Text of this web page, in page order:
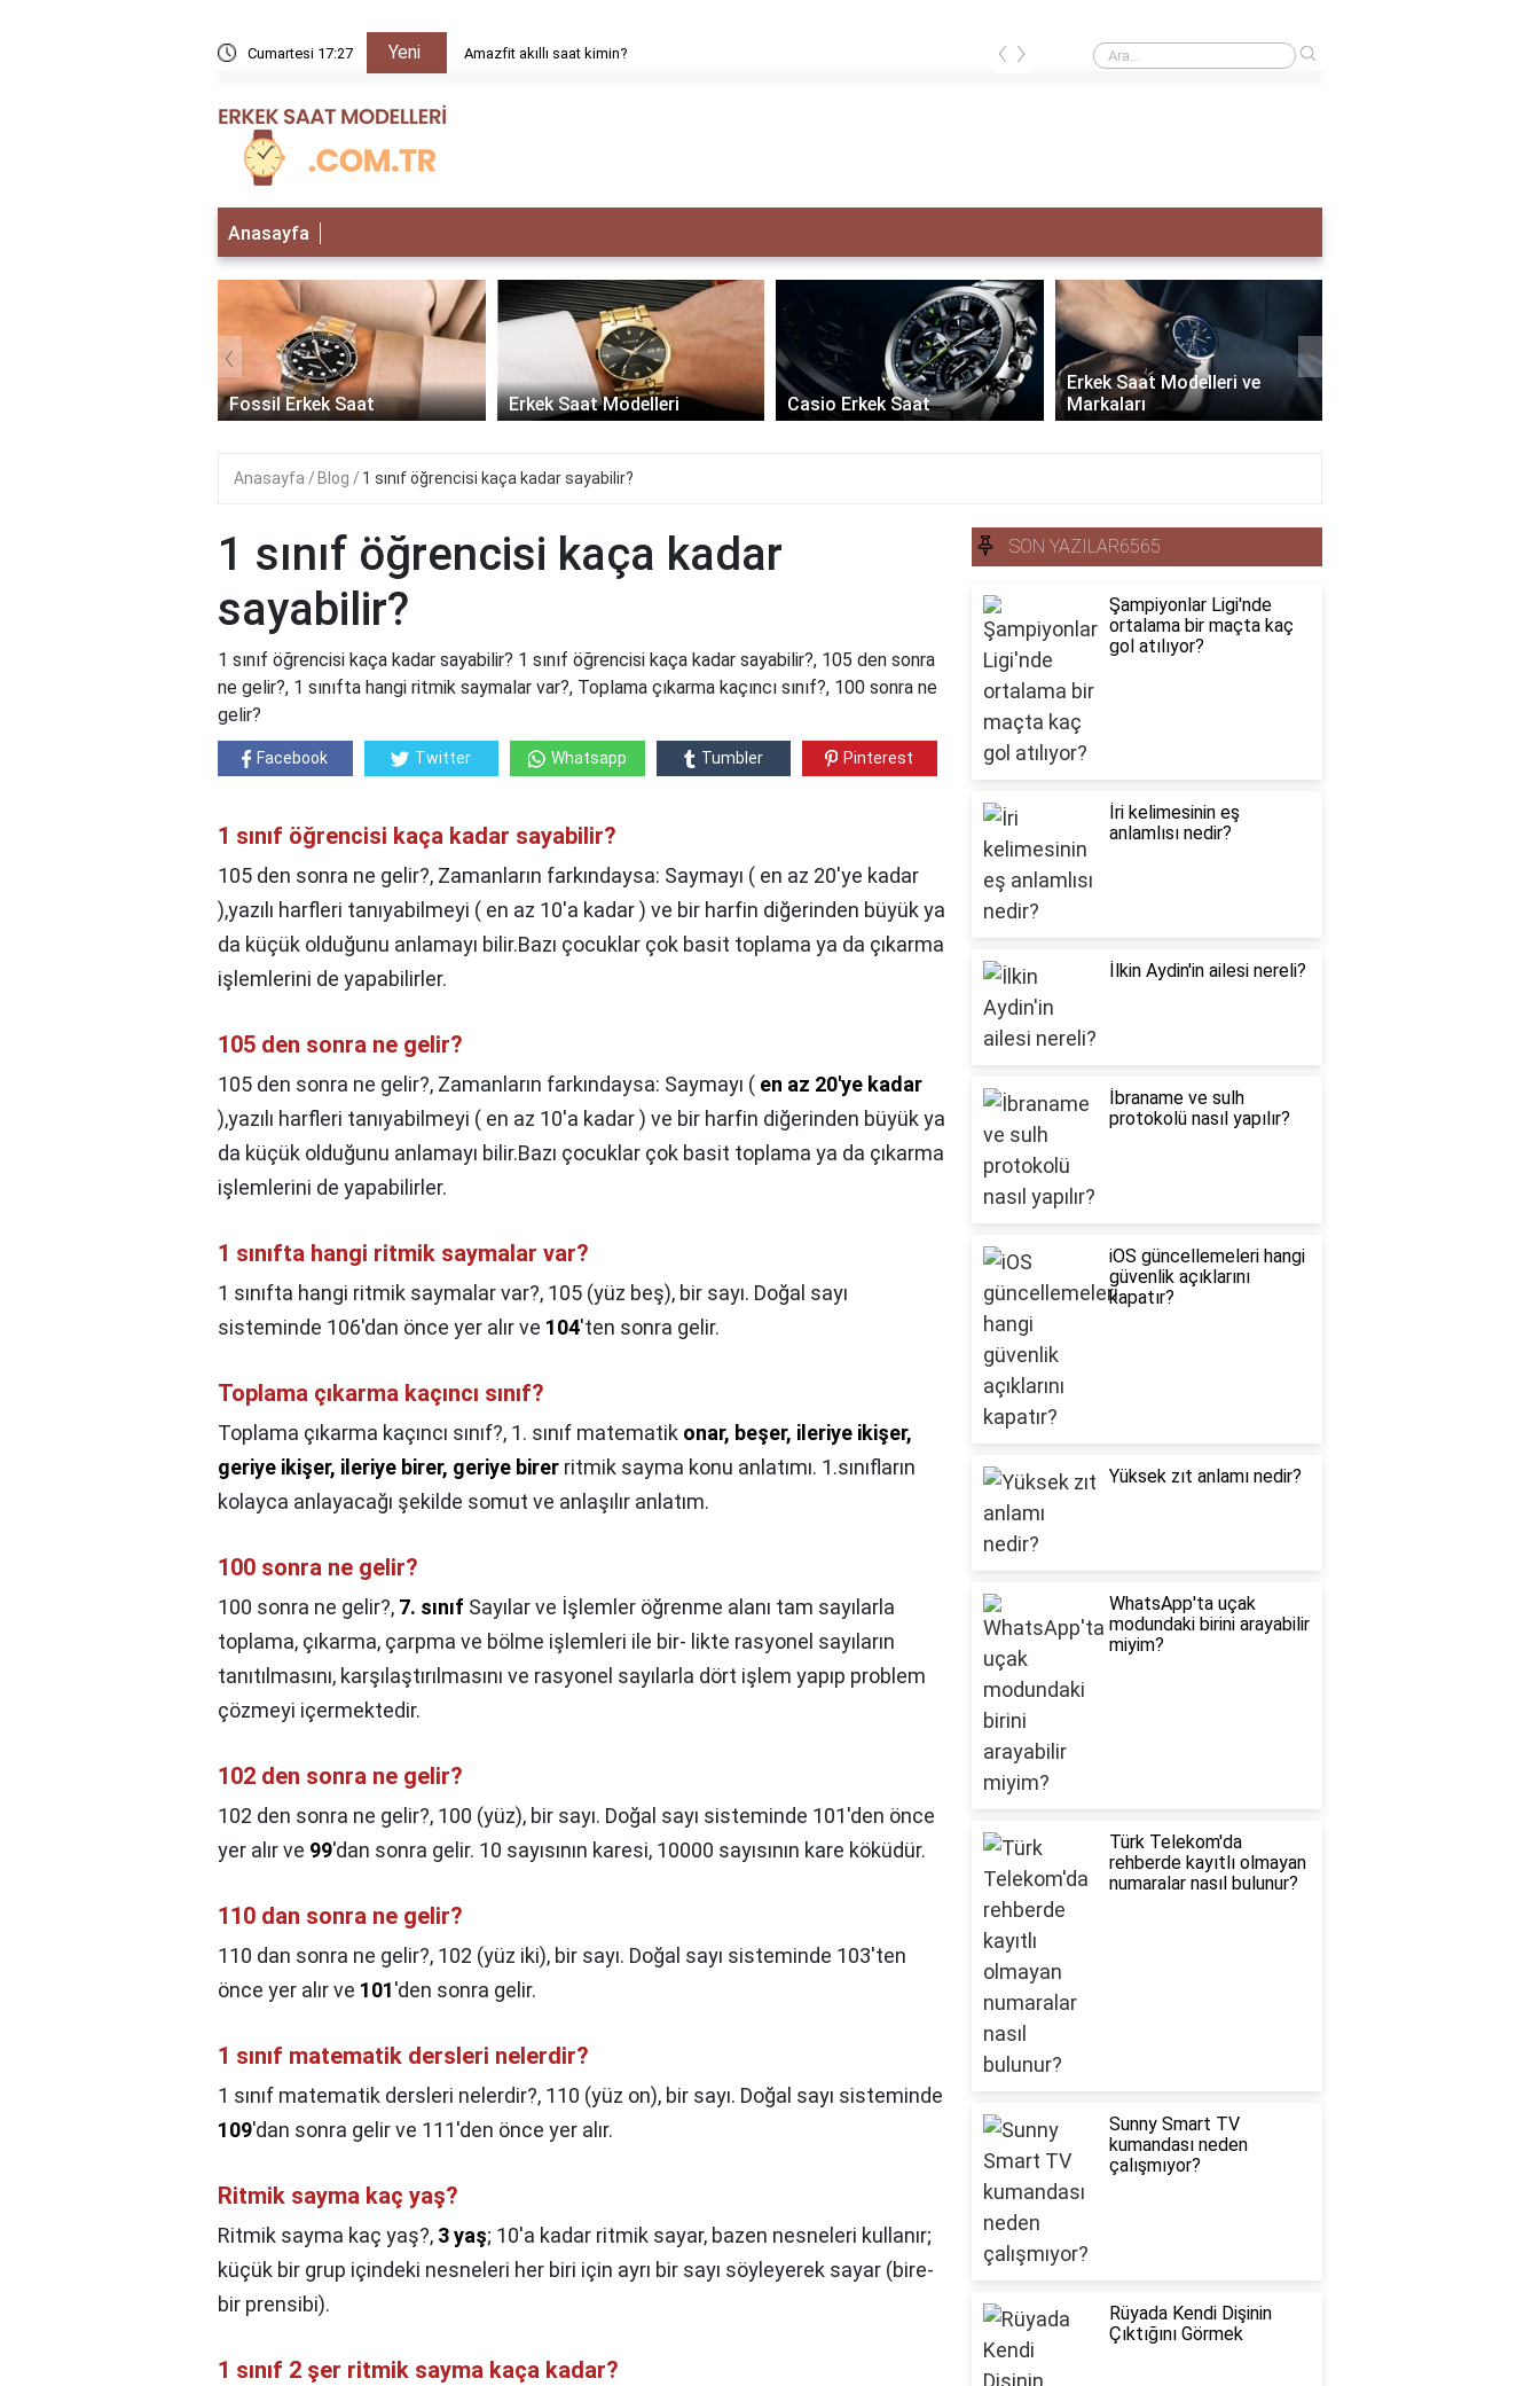
Cumartesi 17:27 Yeni Amazfit akıllı saat kimin? Creative taş ne demek?
‹ ›
Anasayfa
Fossil Erkek Saat Erkek Saat Modelleri Casio Erkek Saat
Erkek Saat Modelleri ve
Markaları
‹ ›
Anasayfa Blog 1 sınıf öğrencisi kaça kadar sayabilir?
1 sınıf öğrencisi kaça kadar
sayabilir?
1 sınıf öğrencisi kaça kadar sayabilir? 1 sınıf öğrencisi kaça kadar sayabilir?, 105 den sonra
ne gelir?, 1 sınıfta hangi ritmik saymalar var?, Toplama çıkarma kaçıncı sınıf?, 100 sonra ne
gelir?
Facebook Twitter Whatsapp Tumbler Pinterest
1 sınıf öğrencisi kaça kadar sayabilir?
105 den sonra ne gelir?, Zamanların farkındaysa: Saymayı ( en az 20'ye kadar
),yazılı harfleri tanıyabilmeyi ( en az 10'a kadar ) ve bir harfin diğerinden büyük ya
da küçük olduğunu anlamayı bilir.Bazı çocuklar çok basit toplama ya da çıkarma
işlemlerini de yapabilirler.
105 den sonra ne gelir?
105 den sonra ne gelir?, Zamanların farkındaysa: Saymayı ( en az 20'ye kadar
),yazılı harfleri tanıyabilmeyi ( en az 10'a kadar ) ve bir harfin diğerinden büyük ya
da küçük olduğunu anlamayı bilir.Bazı çocuklar çok basit toplama ya da çıkarma
işlemlerini de yapabilirler.
1 sınıfta hangi ritmik saymalar var?
1 sınıfta hangi ritmik saymalar var?, 105 (yüz beş), bir sayı. Doğal sayı
sisteminde 106'dan önce yer alır ve 104'ten sonra gelir.
Toplama çıkarma kaçıncı sınıf?
Toplama çıkarma kaçıncı sınıf?, 1. sınıf matematik onar, beşer, ileriye ikişer,
geriye ikişer, ileriye birer, geriye birer ritmik sayma konu anlatımı. 1.sınıfların
kolayca anlayacağı şekilde somut ve anlaşılır anlatım.
100 sonra ne gelir?
100 sonra ne gelir?, 7. sınıf Sayılar ve İşlemler öğrenme alanı tam sayılarla
toplama, çıkarma, çarpma ve bölme işlemleri ile bir- likte rasyonel sayıların
tanıtılmasını, karşılaştırılmasını ve rasyonel sayılarla dört işlem yapıp problem
çözmeyi içermektedir.
102 den sonra ne gelir?
102 den sonra ne gelir?, 100 (yüz), bir sayı. Doğal sayı sisteminde 101'den önce
yer alır ve 99'dan sonra gelir. 10 sayısının karesi, 10000 sayısının kare köküdür.
110 dan sonra ne gelir?
110 dan sonra ne gelir?, 102 (yüz iki), bir sayı. Doğal sayı sisteminde 103'ten
önce yer alır ve 101'den sonra gelir.
1 sınıf matematik dersleri nelerdir?
1 sınıf matematik dersleri nelerdir?, 110 (yüz on), bir sayı. Doğal sayı sisteminde
109'dan sonra gelir ve 111'den önce yer alır.
Ritmik sayma kaç yaş?
Ritmik sayma kaç yaş?, 3 yaş; 10'a kadar ritmik sayar, bazen nesneleri kullanır;
küçük bir grup içindeki nesneleri her biri için ayrı bir sayı söyleyerek sayar (bire-
bir prensibi).
1 sınıf 2 şer ritmik sayma kaça kadar?
SON YAZILAR6565
Şampiyonlar Ligi'nde
ortalama bir maçta kaç
gol atılıyor?
İri kelimesinin eş
anlamlısı nedir?
İlkin Aydin'in ailesi nereli?
İbraname ve sulh
protokolü nasıl yapılır?
iOS güncellemeleri hangi
güvenlik açıklarını
kapatır?
Yüksek zıt anlamı nedir?
WhatsApp'ta uçak
modundaki birini arayabilir
miyim?
Türk Telekom'da
rehberde kayıtlı olmayan
numaralar nasıl bulunur?
Sunny Smart TV
kumandası neden
çalışmıyor?
Rüyada Kendi Dişinin
Çıktığını Görmek